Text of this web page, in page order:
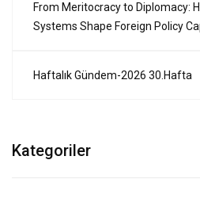
From Meritocracy to Diplomacy:
Systems Shape Foreign Policy
Haftalık Gündem-2026 30.Hafta
Kategoriler